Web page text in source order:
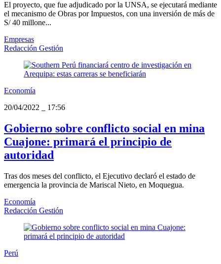
El proyecto, que fue adjudicado por la UNSA, se ejecutará mediante
el mecanismo de Obras por Impuestos, con una inversión de más de
S/ 40 millone...
Empresas
Redacción Gestión
Economía
20/04/2022
17:56
Gobierno sobre conflicto social en mina
Cuajone: primará el principio de
autoridad
Tras dos meses del conflicto, el Ejecutivo declaró el estado de
emergencia la provincia de Mariscal Nieto, en Moquegua.
Economía
Redacción Gestión
Perú